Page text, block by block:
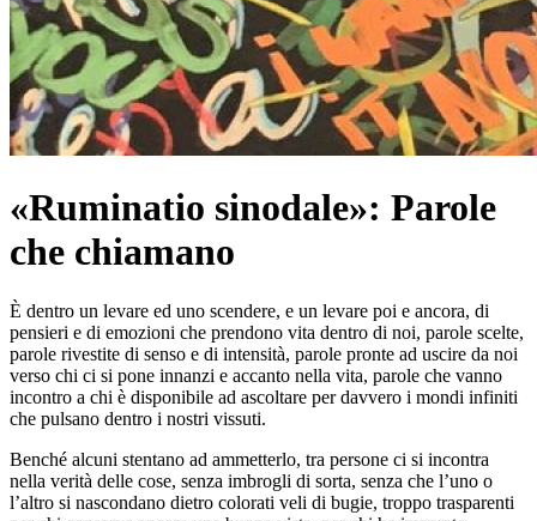
«Ruminatio sinodale»: Parole
che chiamano
È dentro un levare ed uno scendere, e un levare poi e ancora, di
pensieri e di emozioni che prendono vita dentro di noi, parole scelte,
parole rivestite di senso e di intensità, parole pronte ad uscire da noi
verso chi ci si pone innanzi e accanto nella vita, parole che vanno
incontro a chi è disponibile ad ascoltare per davvero i mondi infiniti
che pulsano dentro i nostri vissuti.
Benché alcuni stentano ad ammetterlo, tra persone ci si incontra
nella verità delle cose, senza imbrogli di sorta, senza che l’uno o
l’altro si nascondano dietro colorati veli di bugie, troppo trasparenti